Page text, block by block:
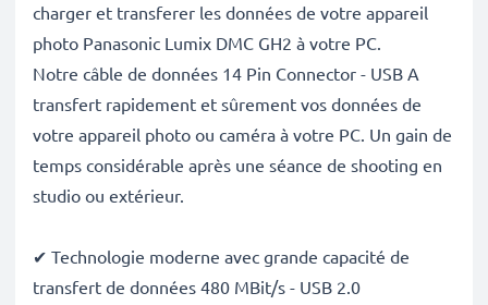
charger et transferer les données de votre appareil
photo Panasonic Lumix DMC GH2 à votre PC.
Notre câble de données 14 Pin Connector - USB A
transfert rapidement et sûrement vos données de
votre appareil photo ou caméra à votre PC. Un gain de
temps considérable après une séance de shooting en
studio ou extérieur.
✔ Technologie moderne avec grande capacité de
transfert de données 480 MBit/s - USB 2.0